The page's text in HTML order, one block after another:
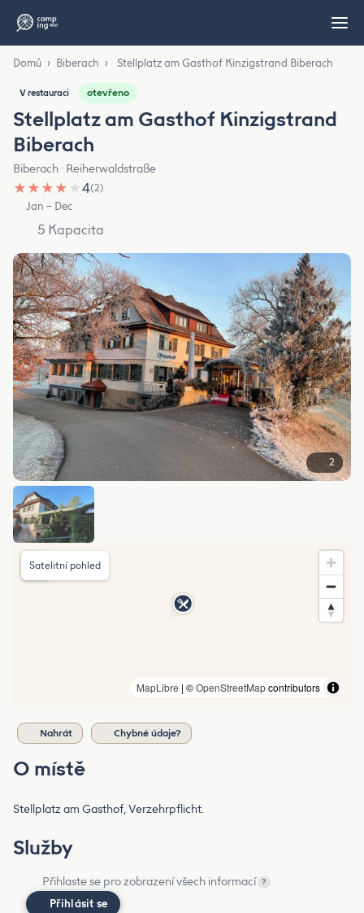
Domů › Biberach › Stellplatz am Gasthof Kinzigstrand Biberach
V restauraci otevřeno
Stellplatz am Gasthof Kinzigstrand
Biberach
Biberach · Reiherwaldstraße
★ ★ ★ ★ ★4(2)
Jan – Dec
5 Kapacita
2
MapLibre | ©OpenStreetMapcontributors
Satelitní pohled
Nahrát Chybné údaje?
O místě
Stellplatz am Gasthof, Verzehrpflicht.
Služby
Přihlaste se pro zobrazení všech informací ?
Přihlásit se